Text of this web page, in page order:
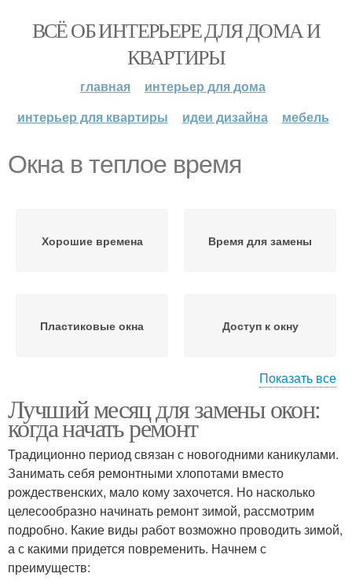
ВСЁ ОБ ИНТЕРЬЕРЕ ДЛЯ ДОМА И
КВАРТИРЫ
главная
интерьер для дома
интерьер для квартиры
идеи дизайна мебель
Окна в теплое время
Хорошие времена Время для замены
Пластиковые окна Доступ к окну
Окна в холодное время
время
Окна на
энергоэффективность
Новые окна
Показать все
Лучший месяц для замены окон:
когда начать ремонт
Традиционно период связан с новогодними каникулами.
Занимать себя ремонтными хлопотами вместо
рождественских, мало кому захочется. Но насколько
целесообразно начинать ремонт зимой, рассмотрим
подробно. Какие виды работ возможно проводить зимой,
а с какими придется повременить. Начнем с
преимуществ: